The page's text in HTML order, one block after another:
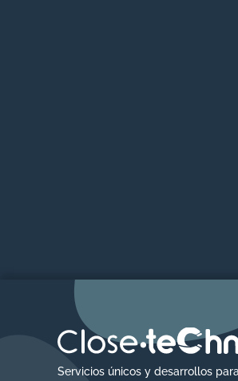
Servicios únicos y desarrollos